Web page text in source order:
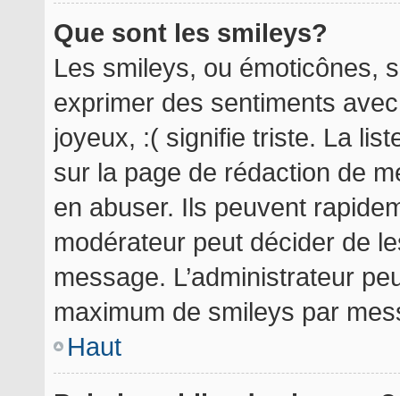
Que sont les smileys?
Les smileys, ou émoticônes,
exprimer des sentiments
joyeux, :( signifie triste. La
sur la page de rédaction de
en abuser. Ils peuvent
modérateur peut décider de
message. L’administrateur
maximum de smileys par
Haut